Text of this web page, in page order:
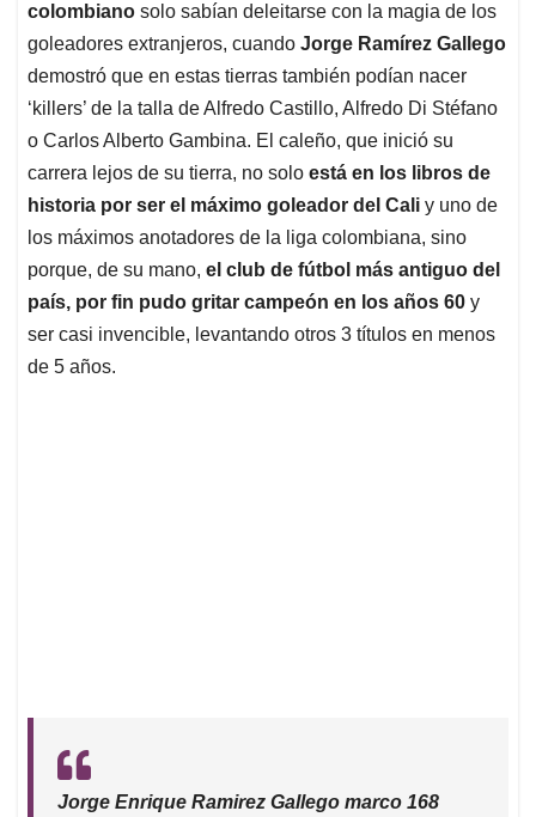
A
p
p
o
o
k
d
I
n
d
s
colombiano solo sabían deleitarse con la magia de los
goleadores extranjeros, cuando Jorge Ramírez Gallego
demostró que en estas tierras también podían nacer
‘killers’ de la talla de Alfredo Castillo, Alfredo Di Stéfano
o Carlos Alberto Gambina. El caleño, que inició su
carrera lejos de su tierra, no solo está en los libros de
historia por ser el máximo goleador del Cali y uno de
los máximos anotadores de la liga colombiana, sino
porque, de su mano, el club de fútbol más antiguo del
país, por fin pudo gritar campeón en los años 60 y
ser casi invencible, levantando otros 3 títulos en menos
de 5 años.
Jorge Enrique Ramirez Gallego marco 168